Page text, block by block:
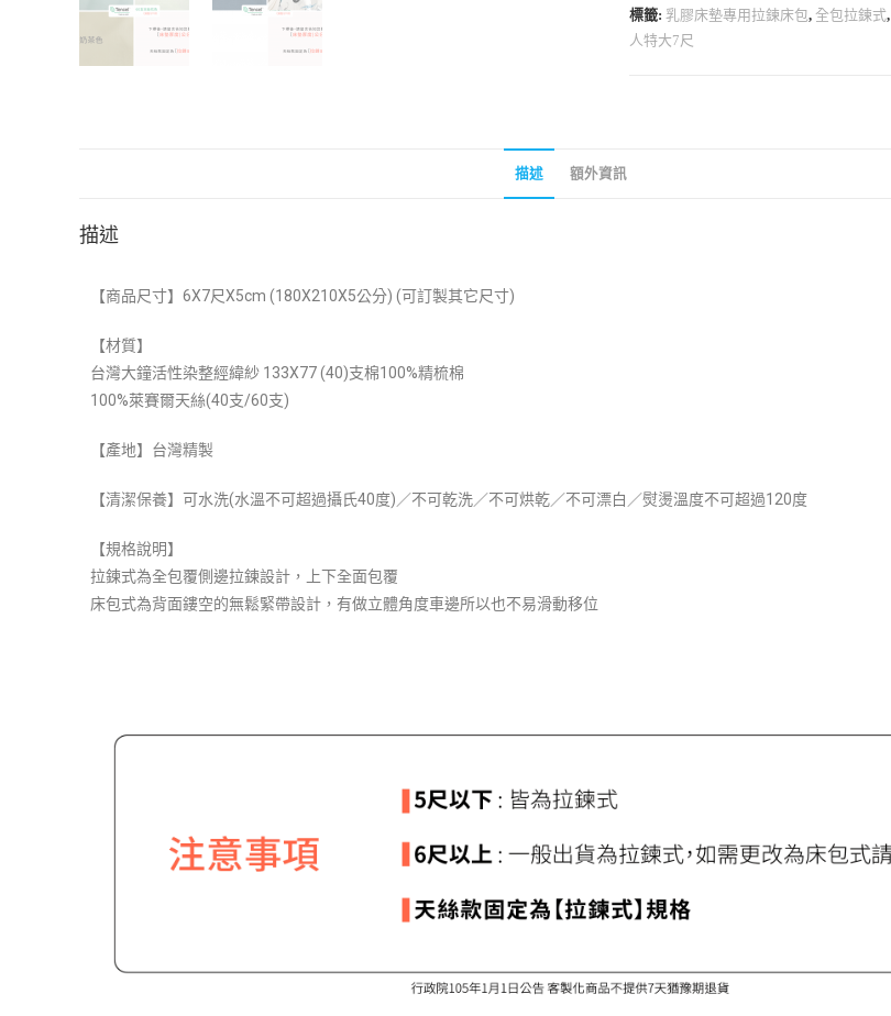
標籤:乳膠床墊專用拉鍊床包, 全包拉鍊式,
人特大7尺
描述 額外資訊
描述
【商品尺寸】6X7尺X5cm (180X210X5公分) (可訂製其它尺寸)
【材質】
台灣大鐘活性染整經緯紗 133X77 (40)支棉100%精梳棉
100%萊賽爾天絲(40支/60支)
【產地】台灣精製
【清潔保養】可水洗(水溫不可超過攝氏40度)／不可乾洗／不可烘乾／不可漂白／熨燙溫度不可超過120度
【規格說明】
拉鍊式為全包覆側邊拉鍊設計，上下全面包覆
床包式為背面鏤空的無鬆緊帶設計，有做立體角度車邊所以也不易滑動移位